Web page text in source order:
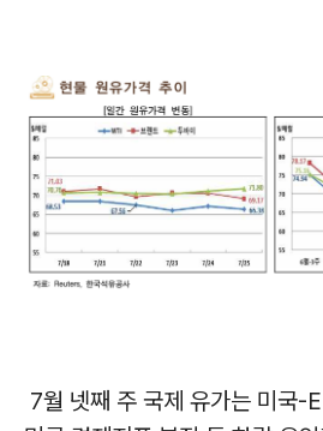
7월 넷째 주 국제 유가는 미국-